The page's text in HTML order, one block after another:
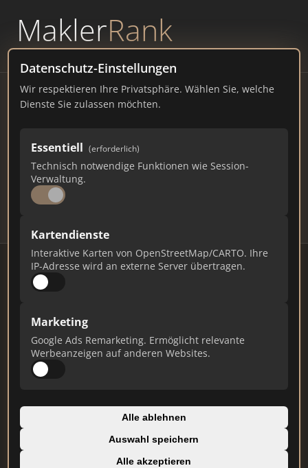
MaklerRank
powered byWAVEPOINT
Datenschutz-Einstellungen
Wir respektieren Ihre Privatsphäre. Wählen Sie, welche
Dienste Sie zulassen möchten.
Essentiell (erforderlich)
Technisch notwendige Funktionen wie Session-
Verwaltung.
Kartendienste
Interaktive Karten von OpenStreetMap/CARTO. Ihre
IP-Adresse wird an externe Server übertragen.
Marketing
Google Ads Remarketing. Ermöglicht relevante
Werbeanzeigen auf anderen Websites.
Alle ablehnen
Auswahl speichern
Alle akzeptieren
Immobilienmakler Greiz –
Ranking Juli 2026
THÜRINGEN 14.000 EINWOHNER
69 584
# MAKLER / FIRMA
1 immobilienscout24.de
Immobilienplattform
866
AVIV Germany GmbH